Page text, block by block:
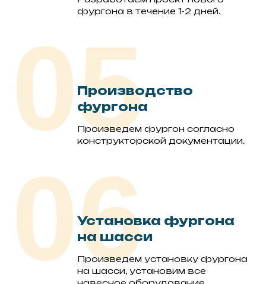
фургона в течение 1-2 дней.
Производство
фургона
Произведем фургон согласно
конструкторской документации.
05
Установка фургона
на шасси
Произведем установку фургона
на шасси, установим все
06